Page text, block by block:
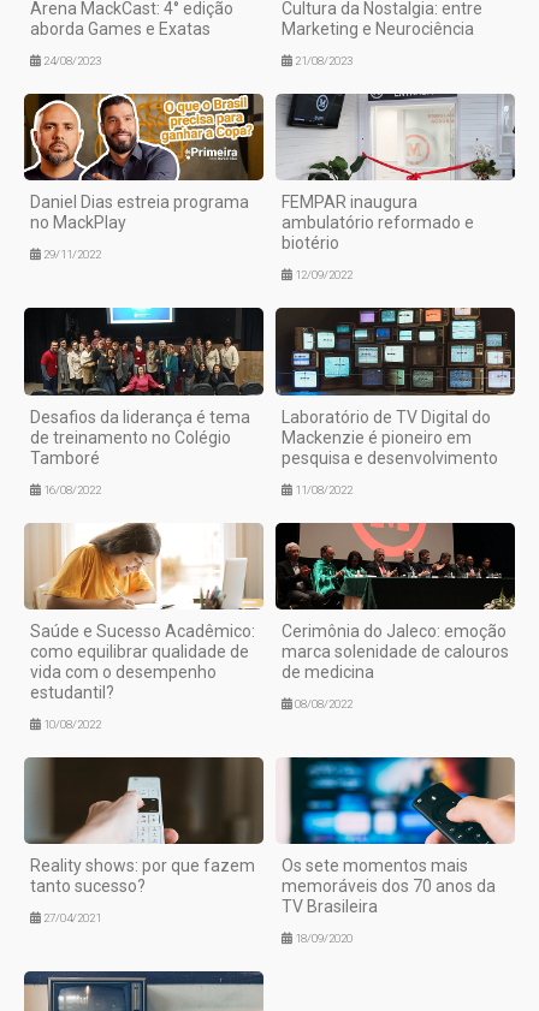
Arena MackCast: 4° edição
aborda Games e Exatas
24/08/2023
Cultura da Nostalgia: entre
Marketing e Neurociência
21/08/2023
Daniel Dias estreia programa
no MackPlay
29/11/2022
FEMPAR inaugura
ambulatório reformado e
biotério
12/09/2022
Desafios da liderança é tema
de treinamento no Colégio
Tamboré
16/08/2022
Laboratório de TV Digital do
Mackenzie é pioneiro em
pesquisa e desenvolvimento
11/08/2022
Saúde e Sucesso Acadêmico:
como equilibrar qualidade de
vida com o desempenho
estudantil?
10/08/2022
Cerimônia do Jaleco: emoção
marca solenidade de calouros
de medicina
08/08/2022
Reality shows: por que fazem
tanto sucesso?
27/04/2021
Os sete momentos mais
memoráveis dos 70 anos da
TV Brasileira
18/09/2020